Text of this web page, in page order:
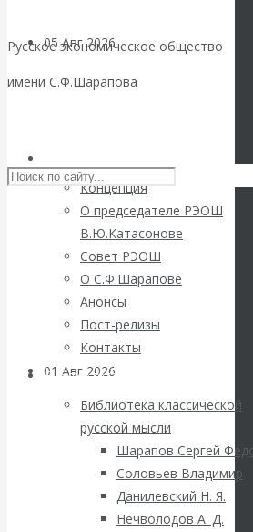
Русское экономическое общество
имени С.Ф.Шарапова
Концепция
О председателе РЭОШ
В.Ю.Катасонове
Совет РЭОШ
О С.Ф.Шарапове
Анонсы
Пост-релизы
Контакты
Библиотека
Библиотека классической
русской мысли
Шарапов Сергей
Соловьев Владимир
Данилевский Н. Я.
Нечволодов А. Д.
05 Авг 2026Деньги
Валентин
раз на тему
блокировки
банковских
счетов
01 Авг 2026
ВАлентин
Катасонов.
Саммит НАТО в